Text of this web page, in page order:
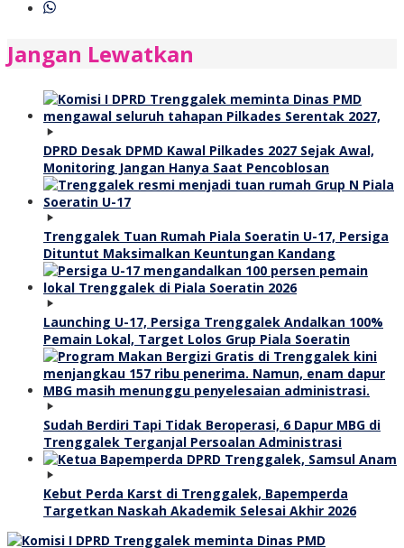
Jangan Lewatkan
DPRD Desak DPMD Kawal Pilkades 2027 Sejak Awal,
Monitoring Jangan Hanya Saat Pencoblosan
Trenggalek Tuan Rumah Piala Soeratin U-17, Persiga
Dituntut Maksimalkan Keuntungan Kandang
Launching U-17, Persiga Trenggalek Andalkan 100%
Pemain Lokal, Target Lolos Grup Piala Soeratin
Sudah Berdiri Tapi Tidak Beroperasi, 6 Dapur MBG di
Trenggalek Terganjal Persoalan Administrasi
Kebut Perda Karst di Trenggalek, Bapemperda
Targetkan Naskah Akademik Selesai Akhir 2026